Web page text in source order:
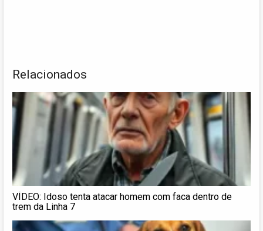
Relacionados
VÍDEO: Idoso tenta atacar homem com faca dentro de
trem da Linha 7